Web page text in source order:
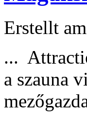
Erstellt
...
a szauna